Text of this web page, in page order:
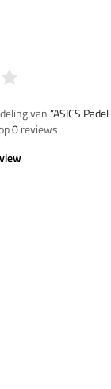
van”ASICS
0reviews